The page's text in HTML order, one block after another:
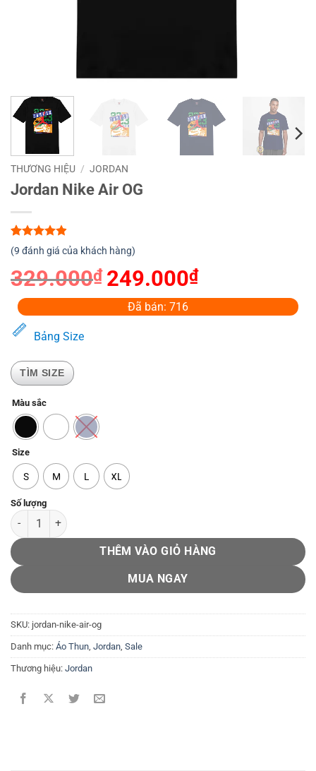
THƯƠNG HIỆU / JORDAN
Jordan Nike Air OG
4.89trên 5
dựa trên
9
đánh giá
(9 đánh giá của khách hàng)
329.000₫ Giá
gốc
249.000₫Giá
Đã bán: 716
Bảng Size
TÌM SIZE
Màu sắc
Size
S M L XL
Jordan Nike Air OG số lượng
THÊM VÀO GIỎ HÀNG
MUA NGAY
SKU: jordan-nike-air-og
Danh mục: Áo Thun Jordan Sale
Thương hiệu: Jordan